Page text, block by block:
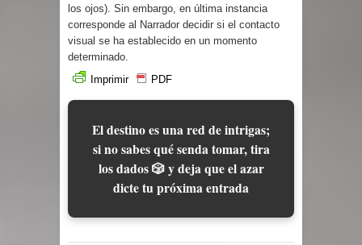
los ojos). Sin embargo, en última instancia
corresponde al Narrador decidir si el contacto
visual se ha establecido en un momento
determinado.
Imprimir
PDF
El destino es una red de intrigas;
si no sabes qué senda tomar, tira
los dados 🎲 y deja que el azar
dicte tu próxima entrada